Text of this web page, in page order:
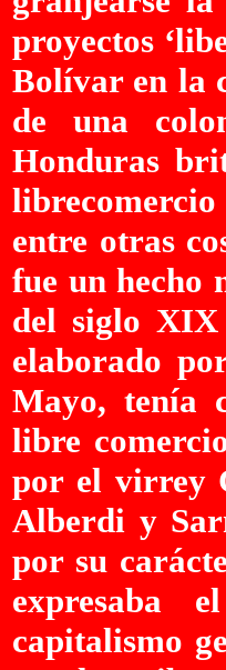
proyectos
Bolívar en la
de una
Honduras
entre otras
fue un hecho
del siglo XIX
elaborado
Mayo, tenía
libre
por el virrey
Alberdi y
por su
expresaba
capitalismo